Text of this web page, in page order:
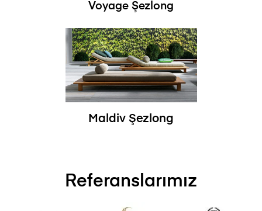
Voyage Şezlong
Maldiv Şezlong
Referanslarımız